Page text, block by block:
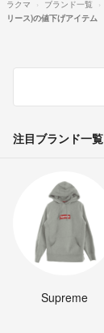
ラクマ ブランド一覧
リース)の値下げアイテム
注目ブランド一覧
Supreme